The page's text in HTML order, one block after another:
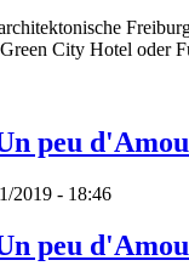
City Hotel oder
peu
2019 - 18:46
peu